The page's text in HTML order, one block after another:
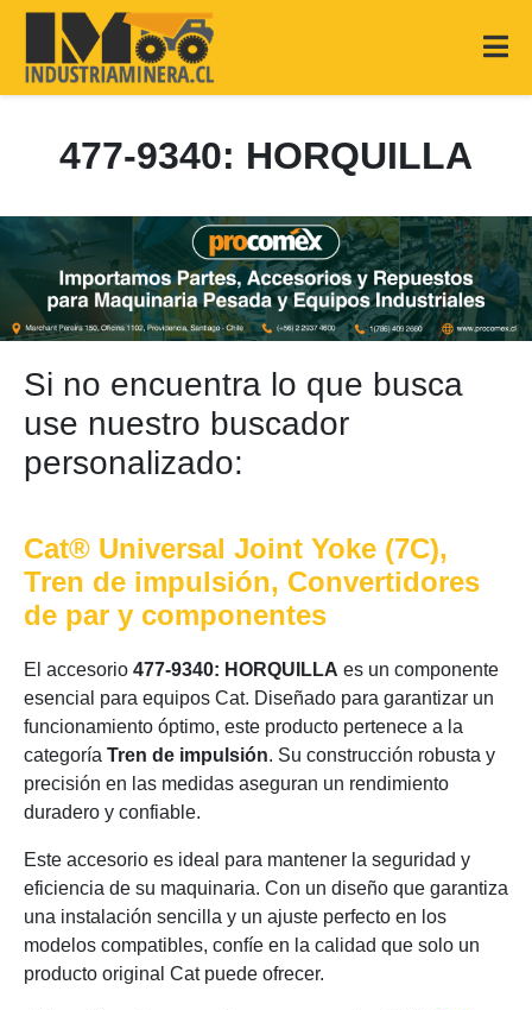
477-9340: HORQUILLA
Si no encuentra lo que busca
use nuestro buscador
personalizado:
Cat® Universal Joint Yoke (7C),
Tren de impulsión, Convertidores
de par y componentes
El accesorio 477-9340: HORQUILLA es un componente
esencial para equipos Cat. Diseñado para garantizar un
funcionamiento óptimo, este producto pertenece a la
categoría Tren de impulsión. Su construcción robusta y
precisión en las medidas aseguran un rendimiento
duradero y confiable.
Este accesorio es ideal para mantener la seguridad y
eficiencia de su maquinaria. Con un diseño que garantiza
una instalación sencilla y un ajuste perfecto en los
modelos compatibles, confíe en la calidad que solo un
producto original Cat puede ofrecer.